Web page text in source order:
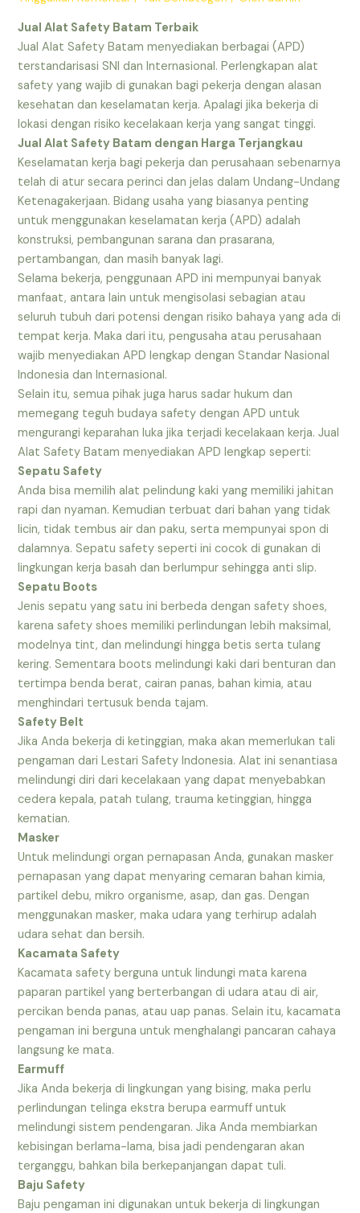
Jual Alat Safety Batam Terbaik
Jual Alat Safety Batam menyediakan berbagai (APD)
terstandarisasi SNI dan Internasional. Perlengkapan alat
safety yang wajib di gunakan bagi pekerja dengan alasan
kesehatan dan keselamatan kerja. Apalagi jika bekerja di
lokasi dengan risiko kecelakaan kerja yang sangat tinggi.
Jual Alat Safety Batam dengan Harga Terjangkau
Keselamatan kerja bagi pekerja dan perusahaan sebenarnya
telah di atur secara perinci dan jelas dalam Undang-Undang
Ketenagakerjaan. Bidang usaha yang biasanya penting
untuk menggunakan keselamatan kerja (APD) adalah
konstruksi, pembangunan sarana dan prasarana,
pertambangan, dan masih banyak lagi.
Selama bekerja, penggunaan APD ini mempunyai banyak
manfaat, antara lain untuk mengisolasi sebagian atau
seluruh tubuh dari potensi dengan risiko bahaya yang ada di
tempat kerja. Maka dari itu, pengusaha atau perusahaan
wajib menyediakan APD lengkap dengan Standar Nasional
Indonesia dan Internasional.
Selain itu, semua pihak juga harus sadar hukum dan
memegang teguh budaya safety dengan APD untuk
mengurangi keparahan luka jika terjadi kecelakaan kerja. Jual
Alat Safety Batam menyediakan APD lengkap seperti:
Sepatu Safety
Anda bisa memilih alat pelindung kaki yang memiliki jahitan
rapi dan nyaman. Kemudian terbuat dari bahan yang tidak
licin, tidak tembus air dan paku, serta mempunyai spon di
dalamnya. Sepatu safety seperti ini cocok di gunakan di
lingkungan kerja basah dan berlumpur sehingga anti slip.
Sepatu Boots
Jenis sepatu yang satu ini berbeda dengan safety shoes,
karena safety shoes memiliki perlindungan lebih maksimal,
modelnya tint, dan melindungi hingga betis serta tulang
kering. Sementara boots melindungi kaki dari benturan dan
tertimpa benda berat, cairan panas, bahan kimia, atau
menghindari tertusuk benda tajam.
Safety Belt
Jika Anda bekerja di ketinggian, maka akan memerlukan tali
pengaman dari Lestari Safety Indonesia. Alat ini senantiasa
melindungi diri dari kecelakaan yang dapat menyebabkan
cedera kepala, patah tulang, trauma ketinggian, hingga
kematian.
Masker
Untuk melindungi organ pernapasan Anda, gunakan masker
pernapasan yang dapat menyaring cemaran bahan kimia,
partikel debu, mikro organisme, asap, dan gas. Dengan
menggunakan masker, maka udara yang terhirup adalah
udara sehat dan bersih.
Kacamata Safety
Kacamata safety berguna untuk lindungi mata karena
paparan partikel yang berterbangan di udara atau di air,
percikan benda panas, atau uap panas. Selain itu, kacamata
pengaman ini berguna untuk menghalangi pancaran cahaya
langsung ke mata.
Earmuff
Jika Anda bekerja di lingkungan yang bising, maka perlu
perlindungan telinga ekstra berupa earmuff untuk
melindungi sistem pendengaran. Jika Anda membiarkan
kebisingan berlama-lama, bisa jadi pendengaran akan
terganggu, bahkan bila berkepanjangan dapat tuli.
Baju Safety
Baju pengaman ini digunakan untuk bekerja di lingkungan